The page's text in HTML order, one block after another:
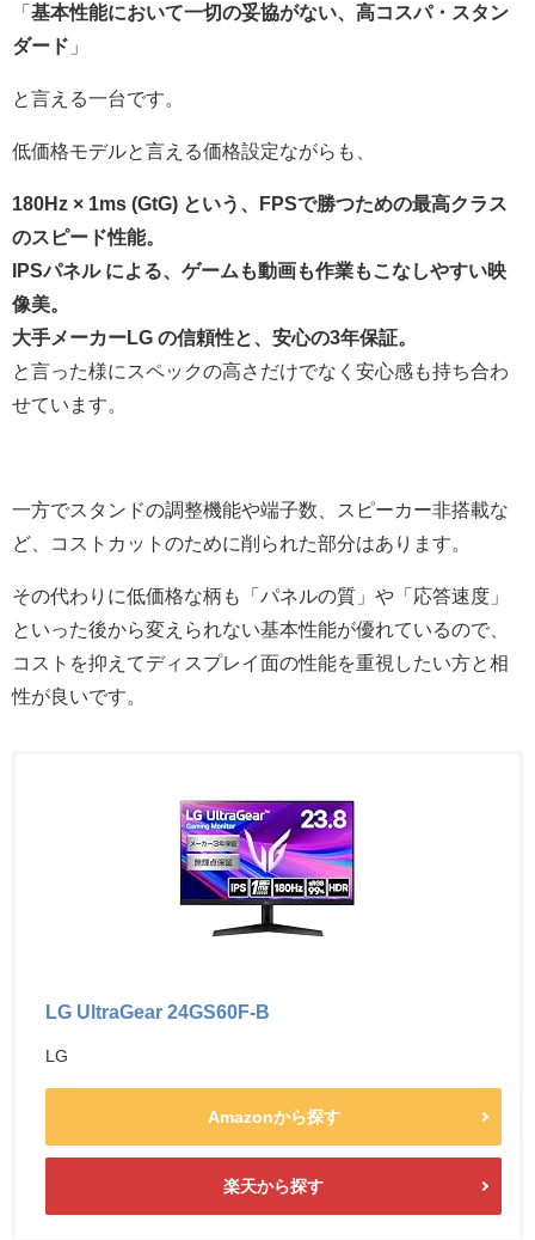
「基本性能において一切の妥協がない、高コスパ・スタン
ダード 」
と言える一台です。
低価格モデルと言える価格設定ながらも、
180Hz × 1ms (GtG) という、FPSで勝つための最高クラス
のスピード性能。
IPSパネル による、ゲームも動画も作業もこなしやすい映
像美。
大手メーカーLG の信頼性と、安心の3年保証。
と言った様にスペックの高さだけでなく安心感も持ち合わ
せています。
一方でスタンドの調整機能や端子数、スピーカー非搭載な
ど、コストカットのために削られた部分はあります。
その代わりに低価格な柄も「パネルの質」や「応答速度」
といった後から変えられない基本性能が優れているので、
コストを抑えてディスプレイ面の性能を重視したい方と相
性が良いです。
LG UltraGear 24GS60F-B
LG
Amazonから探す
楽天から探す